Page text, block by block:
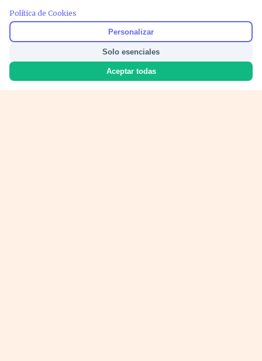
Política de Cookies
Personalizar
Solo esenciales
Aceptar todas